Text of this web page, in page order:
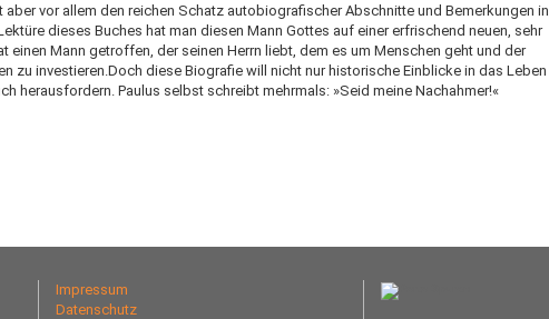
vor allem den reichen Schatz autobiografischer Abschnitte und Bemerkungen in
dieses Buches hat man diesen Mann Gottes auf einer erfrischend neuen, sehr
einen Mann getroffen, der seinen Herrn liebt, dem es um Menschen geht und der
zu investieren.Doch diese Biografie will nicht nur historische Einblicke in das Leben
herausfordern. Paulus selbst schreibt mehrmals: »Seid meine Nachahmer!«
Impressum
Datenschutz